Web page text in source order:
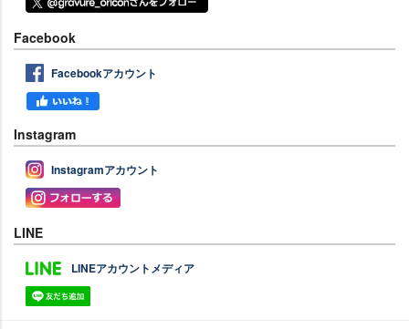
Facebook
Facebookアカウント
Instagram
Instagramアカウント
LINE
LINEアカウントメディア